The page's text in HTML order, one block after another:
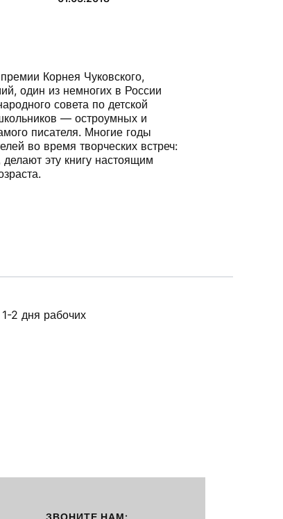
Корнея Чуковского,
один из немногих в России
совета по детской
— остроумных и
писателя. Многие годы
во время творческих встреч:
эту книгу настоящим
2 дня рабочих
ЗВОНИТЕ НАМ: